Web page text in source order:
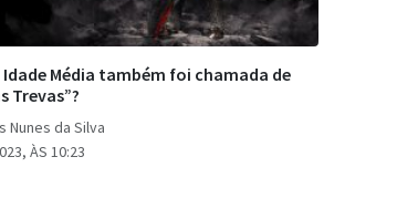
Idade Média também foi chamada de
Trevas”?
Nunes da Silva
ÀS 10:23